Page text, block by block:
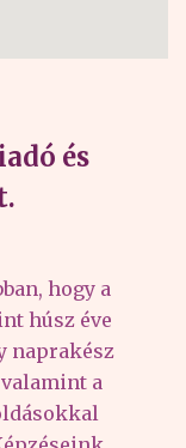
és
hogy a
húsz éve
naprakész
a